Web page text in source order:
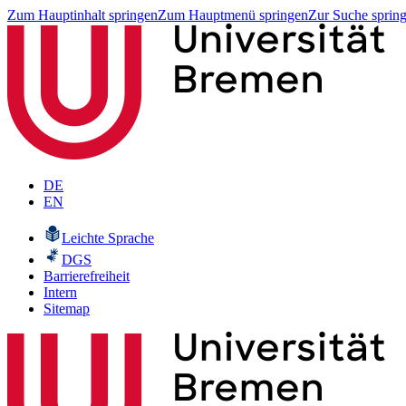
Zum Hauptinhalt springenZum Hauptmenü springenZur Suche
DE
EN
Leichte Sprache
DGS
Barrierefreiheit
Intern
Sitemap